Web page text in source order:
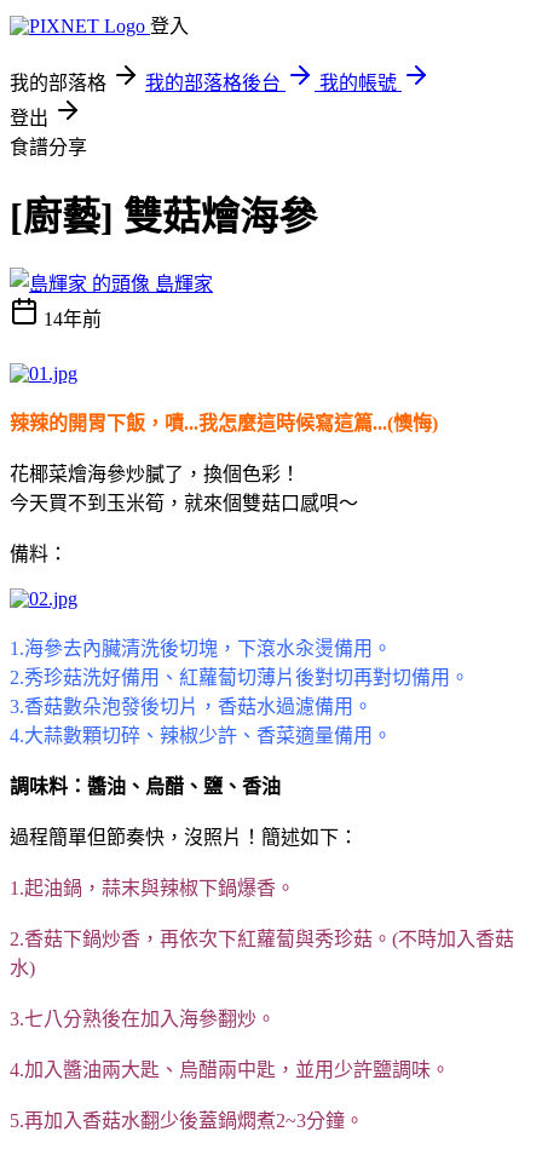
登入
我的部落格 我的部落格後台
我的帳號
登出
食譜分享
[廚藝] 雙菇燴海參
島輝家
14年前
辣辣的開胃下飯，嘖...我怎麼這時候寫這篇...(懊悔)
花椰菜燴海參炒膩了，換個色彩！
今天買不到玉米筍，就來個雙菇口感唄～
備料：
1.海參去內臟清洗後切塊，下滾水汆燙備用。
2.秀珍菇洗好備用、紅蘿蔔切薄片後對切再對切備用。
3.香菇數朵泡發後切片，香菇水過濾備用。
4.大蒜數顆切碎、辣椒少許、香菜適量備用。
調味料：醬油、烏醋、鹽、香油
過程簡單但節奏快，沒照片！簡述如下：
1.起油鍋，蒜末與辣椒下鍋爆香。
2.香菇下鍋炒香，再依次下紅蘿蔔與秀珍菇。(不時加入香菇
水)
3.七八分熟後在加入海參翻炒。
4.加入醬油兩大匙、烏醋兩中匙，並用少許鹽調味。
5.再加入香菇水翻少後蓋鍋燜煮2~3分鐘。